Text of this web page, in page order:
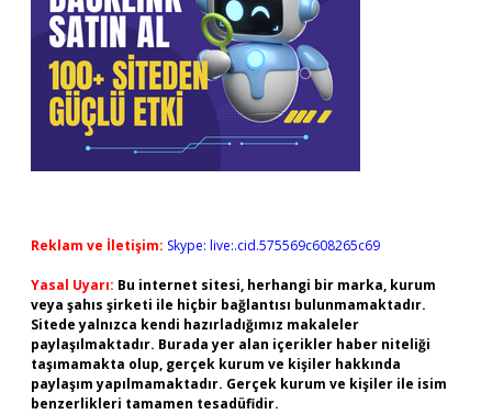
Reklam ve İletişim: Skype: live:.cid.575569c608265c69
Yasal Uyarı: Bu internet sitesi, herhangi bir marka, kurum
veya şahıs şirketi ile hiçbir bağlantısı bulunmamaktadır.
Sitede yalnızca kendi hazırladığımız makaleler
paylaşılmaktadır. Burada yer alan içerikler haber niteliği
taşımamakta olup, gerçek kurum ve kişiler hakkında
paylaşım yapılmamaktadır. Gerçek kurum ve kişiler ile isim
benzerlikleri tamamen tesadüfidir.